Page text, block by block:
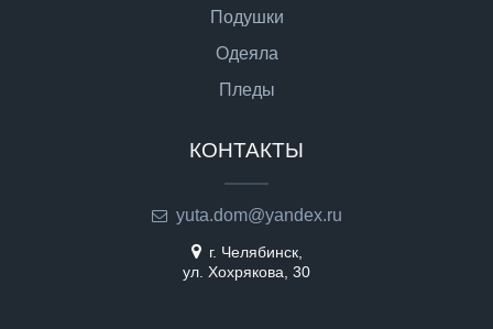
Подушки
Одеяла
Пледы
КОНТАКТЫ
yuta.dom@yandex.ru
г. Челябинск,
ул. Хохрякова, 30